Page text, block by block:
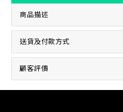
商品描述
送貨及付款方式
顧客評價